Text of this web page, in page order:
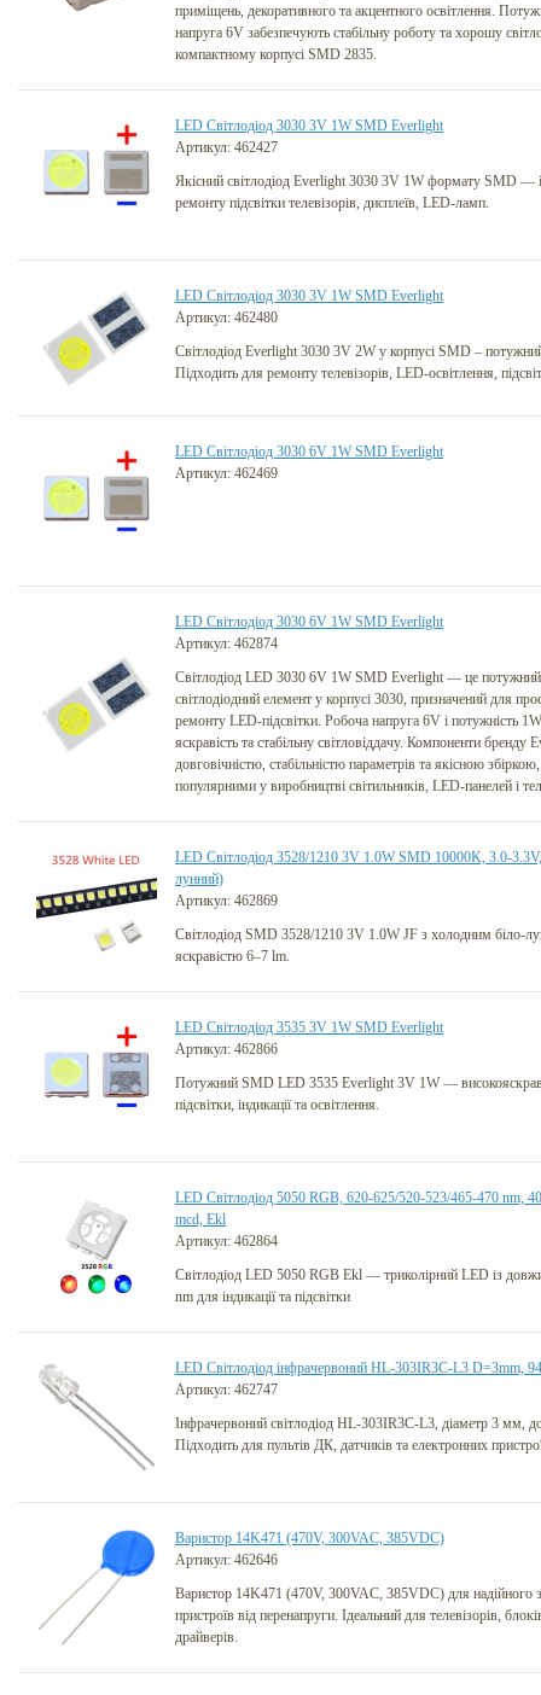
приміщень, декоративного та акцентного освітлення.
напруга 6V забезпечують стабільну роботу та хорошу
компактному корпусі SMD 2835.
LED Світлодіод 3030 3V 1W SMD Everlight
Артикул: 462427
Якісний світлодіод Everlight 3030 3V 1W формату SMD —
ремонту підсвітки телевізорів, дисплеїв, LED-ламп.
LED Світлодіод 3030 3V 1W SMD Everlight
Артикул: 462480
Світлодіод Everlight 3030 3V 2W у корпусі SMD –
Підходить для ремонту телевізорів, LED-освітлення,
LED Світлодіод 3030 6V 1W SMD Everlight
Артикул: 462469
LED Світлодіод 3030 6V 1W SMD Everlight
Артикул: 462874
Світлодіод LED 3030 6V 1W SMD Everlight — це потужний
світлодіодний елемент у корпусі 3030, призначений для
ремонту LED-підсвітки. Робоча напруга 6V і потужність
яскравість та стабільну світловіддачу. Компоненти бренду
довговічністю, стабільністю параметрів та якісною
популярними у виробництві світильників, LED-панелей і
LED Світлодіод 3528/1210 3V 1.0W SMD 10000K, 3.0-
лунний)
Артикул: 462869
Світлодіод SMD 3528/1210 3V 1.0W JF з холодним біло-
яскравістю 6–7 lm.
LED Світлодіод 3535 3V 1W SMD Everlight
Артикул: 462866
Потужний SMD LED 3535 Everlight 3V 1W —
підсвітки, індикації та освітлення.
LED Світлодіод 5050 RGB, 620-625/520-523/465-470 nm,
mcd, Ekl
Артикул: 462864
Світлодіод LED 5050 RGB Ekl — триколірний LED із
nm для індикації та підсвітки
LED Світлодіод інфрачервоний HL-303IR3C-L3 D=3mm,
Артикул: 462747
Інфрачервоний світлодіод HL-303IR3C-L3, діаметр 3 мм,
Підходить для пультів ДК, датчиків та електронних
Варистор 14K471 (470V, 300VAC, 385VDC)
Артикул: 462646
Варистор 14K471 (470V, 300VAC, 385VDC) для надійного
пристроїв від перенапруги. Ідеальний для телевізорів,
драйверів.